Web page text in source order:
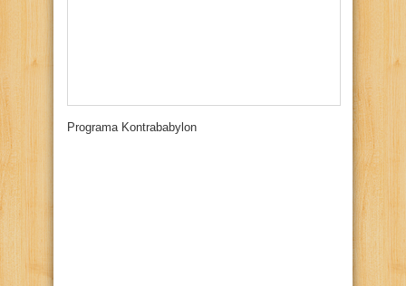
Programa Kontrababylon